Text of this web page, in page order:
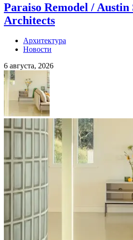
Paraiso Remodel / Austin
Architects
Архитектура
Новости
6 августа, 2026